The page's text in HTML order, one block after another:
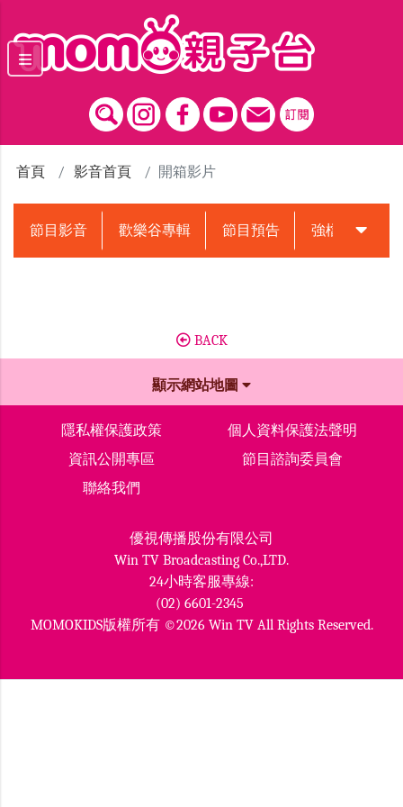
首頁 影音首頁 開箱影片
節目影音 歡樂谷專輯 節目預告 強檔動畫預告
BACK
顯示網站地圖
隱私權保護政策
個人資料保護法聲明
資訊公開專區
節目諮詢委員會
聯絡我們
優視傳播股份有限公司
Win TV Broadcasting Co.,LTD.
24小時客服專線:
(02) 6601-2345
MOMOKIDS版權所有 ©2026 Win TV All Rights Reserved.